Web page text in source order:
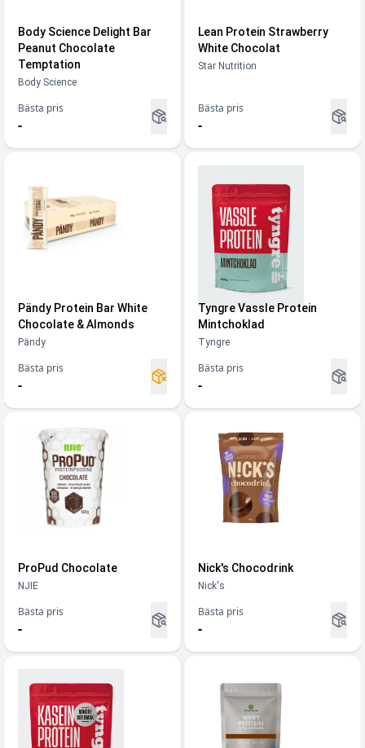
Body Science Delight Bar
Peanut Chocolate
Temptation
Body Science
Bästa pris
-
Lean Protein Strawberry
White Chocolat
Star Nutrition
Bästa pris
-
Pändy Protein Bar White
Chocolate & Almonds
Pändy
Bästa pris
-
Tyngre Vassle Protein
Mintchoklad
Tyngre
Bästa pris
-
ProPud Chocolate
NJIE
Bästa pris
-
Nick's Chocodrink
Nick's
Bästa pris
-